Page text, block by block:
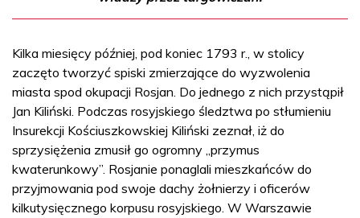
Kilka miesięcy później, pod koniec 1793 r., w stolicy
zaczęto tworzyć spiski zmierzające do wyzwolenia
miasta spod okupacji Rosjan. Do jednego z nich przystąpił
Jan Kiliński. Podczas rosyjskiego śledztwa po stłumieniu
Insurekcji Kościuszkowskiej Kiliński zeznał, iż do
sprzysiężenia zmusił go ogromny „przymus
kwaterunkowy”. Rosjanie ponaglali mieszkańców do
przyjmowania pod swoje dachy żołnierzy i oficerów
kilkutysięcznego korpusu rosyjskiego. W Warszawie